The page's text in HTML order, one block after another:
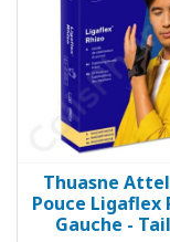
Thuasne
Pouce Ligaflex
Gauche -